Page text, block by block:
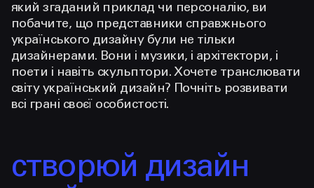
який згаданий приклад чи персоналію, ви
побачите, що представники справжнього
українського дизайну були не тільки
дизайнерами. Вони і музики, і архітектори, і
поети і навіть скульптори. Хочете транслювати
світу український дизайн? Почніть розвивати
всі грані своєї особистості.
створюй дизайн